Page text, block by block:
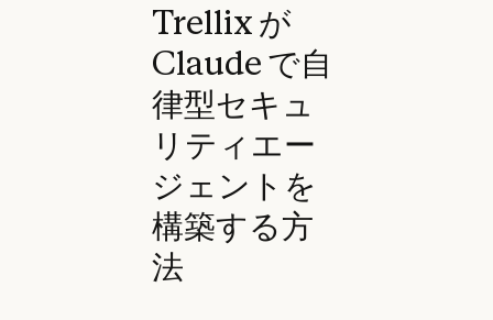
Trellix が
Claude で自
律型セキュ
リティエー
ジェントを
構築する方
法